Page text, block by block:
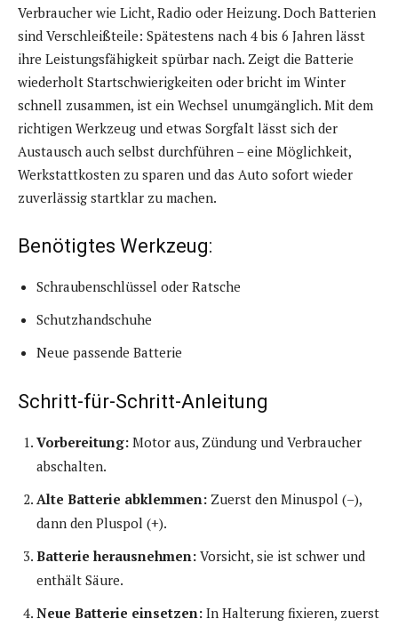
Verbraucher wie Licht, Radio oder Heizung. Doch Batterien
sind Verschleißteile: Spätestens nach 4 bis 6 Jahren lässt
ihre Leistungsfähigkeit spürbar nach. Zeigt die Batterie
wiederholt Startschwierigkeiten oder bricht im Winter
schnell zusammen, ist ein Wechsel unumgänglich. Mit dem
richtigen Werkzeug und etwas Sorgfalt lässt sich der
Austausch auch selbst durchführen – eine Möglichkeit,
Werkstattkosten zu sparen und das Auto sofort wieder
zuverlässig startklar zu machen.
Benötigtes Werkzeug:
Schraubenschlüssel oder Ratsche
Schutzhandschuhe
Neue passende Batterie
Schritt-für-Schritt-Anleitung
Vorbereitung: Motor aus, Zündung und Verbraucher
abschalten.
Alte Batterie abklemmen: Zuerst den Minuspol (–),
dann den Pluspol (+).
Batterie herausnehmen: Vorsicht, sie ist schwer und
enthält Säure.
Neue Batterie einsetzen: In Halterung fixieren, zuerst